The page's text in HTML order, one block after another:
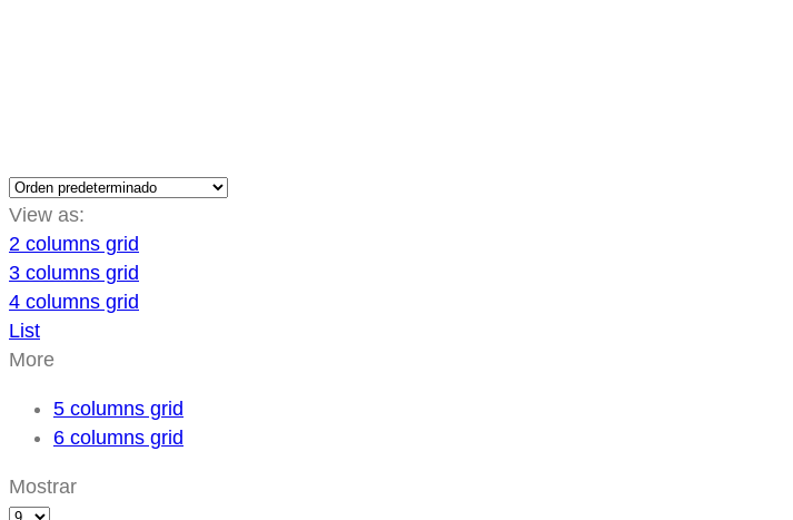
View as:
2 columns grid
3 columns grid
4 columns grid
List
More
5 columns grid
6 columns grid
Mostrar